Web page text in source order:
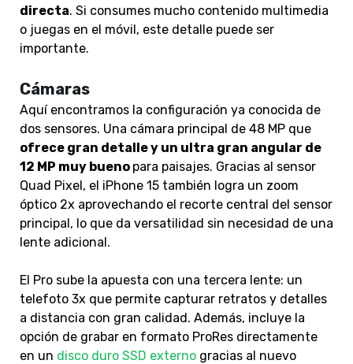
directa. Si consumes mucho contenido multimedia
o juegas en el móvil, este detalle puede ser
importante.
Cámaras
Aquí encontramos la configuración ya conocida de
dos sensores. Una cámara principal de 48 MP que
ofrece gran detalle y un ultra gran angular de
12 MP muy bueno para paisajes. Gracias al sensor
Quad Pixel, el iPhone 15 también logra un zoom
óptico 2x aprovechando el recorte central del sensor
principal, lo que da versatilidad sin necesidad de una
lente adicional.
El Pro sube la apuesta con una tercera lente: un
telefoto 3x que permite capturar retratos y detalles
a distancia con gran calidad. Además, incluye la
opción de grabar en formato ProRes directamente
en un disco duro SSD externo gracias al nuevo